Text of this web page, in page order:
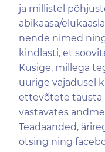
ja millistel
abikaasa/
nende nimed
kindlasti, et
Küsige, millega
uurige vajadusel
ettevõtete tausta
vastavates
Teadaanded,
otsing ning